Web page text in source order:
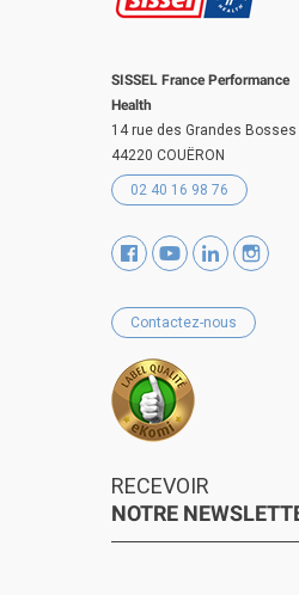
SISSEL France Performance
Health
14 rue des Grandes Bosses
44220 COUËRON
02 40 16 98 76
Contactez-nous
RECEVOIR
NOTRE